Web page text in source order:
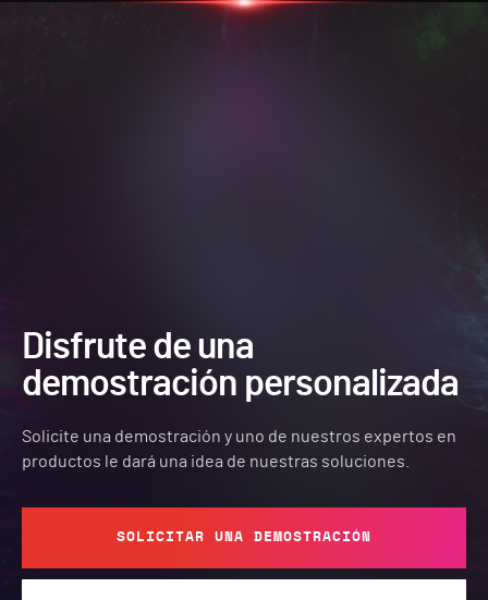
Disfrute de una
demostración personalizada
Solicite una demostración y uno de nuestros expertos en
productos le dará una idea de nuestras soluciones.
SOLICITAR UNA DEMOSTRACIÓN